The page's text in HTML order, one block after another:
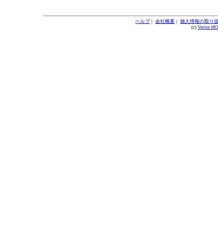
ヘルプ| 会社概要 | 個人情報の取り
(c) Vector